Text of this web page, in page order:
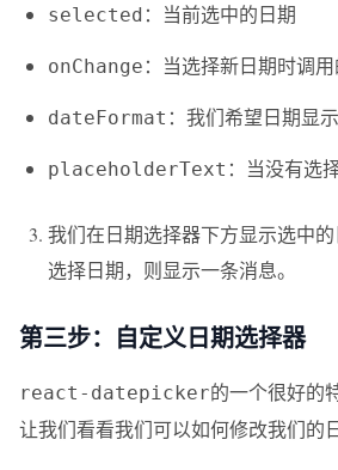
selected ：当前选中的日期
onChange ：当选择新日期时调
dateFormat ：我们希望日期显
placeholderText ：当没有选
我们在日期选择器下方显示选中
选择日期，则显示一条消息。
第三步：自定义日期选择器
react-datepicker的一个很好的
让我们看看我们可以如何修改我们的